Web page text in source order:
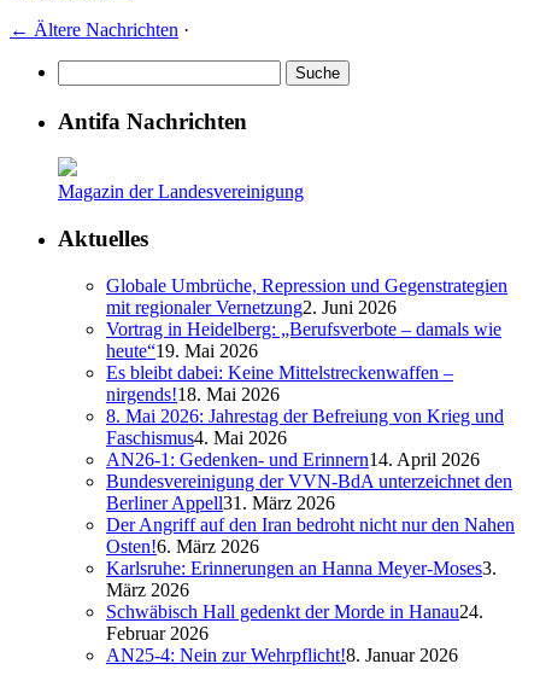
← Ältere Nachrichten ·
Antifa Nachrichten
Magazin der Landesvereinigung
Aktuelles
Globale Umbrüche, Repression und Gegenstrategien
mit regionaler Vernetzung2. Juni 2026
Vortrag in Heidelberg: „Berufsverbote – damals wie
heute“19. Mai 2026
Es bleibt dabei: Keine Mittelstreckenwaffen –
nirgends!18. Mai 2026
8. Mai 2026: Jahrestag der Befreiung von Krieg und
Faschismus4. Mai 2026
AN26-1: Gedenken- und Erinnern14. April 2026
Bundesvereinigung der VVN-BdA unterzeichnet den
Berliner Appell31. März 2026
Der Angriff auf den Iran bedroht nicht nur den Nahen
Osten!6. März 2026
Karlsruhe: Erinnerungen an Hanna Meyer-Moses3.
März 2026
Schwäbisch Hall gedenkt der Morde in Hanau24.
Februar 2026
AN25-4: Nein zur Wehrpflicht!8. Januar 2026